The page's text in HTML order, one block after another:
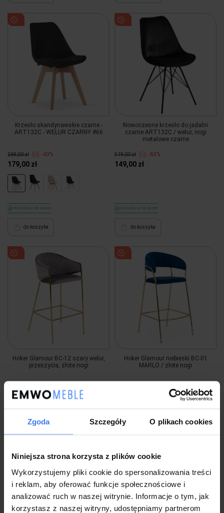
Zgoda Szczegóły O plikach cookies
Niniejsza strona korzysta z plików cookie
Wykorzystujemy pliki cookie do spersonalizowania treści
i reklam, aby oferować funkcje społecznościowe i
analizować ruch w naszej witrynie. Informacje o tym, jak
korzystasz z naszej witryny, udostępniamy partnerom
Krzesło skandynawskie czarne -
ART132C - WELUR CZARNY #66
269,00 zł -33%
179,00 zł
Wysyłka w 48 godzin
do koszyka
Nowoczesne krzesło do jadalni
czarne ART132C / welur, nogi
metalowe czarne
319,00 zł -53%
149,00 zł
Wysyłka w 48 godzin
do koszyka
Hoker Glamour BC-12 szary welur,
przeszycia, złote nogi
499,00 zł
do koszyka
Hoker Glamour niebieski BC-01
MARLO / złote nogi
do koszyka